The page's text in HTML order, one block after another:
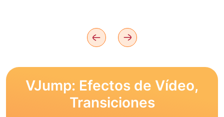
VJump: Efectos de Vídeo,
Transiciones